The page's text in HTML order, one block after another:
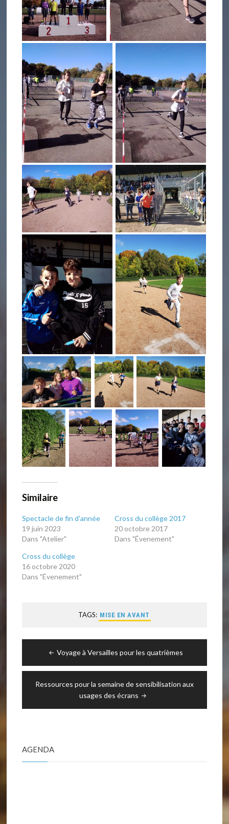
Similaire
Spectacle de fin d’année
19 juin 2023
Dans "Atelier"
Cross du collège 2017
20 octobre 2017
Dans "Évenement"
Cross du collège
16 octobre 2020
Dans "Évenement"
TAGS: MISE EN AVANT
l’article
Voyage à Versailles pour les quatrièmes
Ressources pour la semaine de sensibilisation aux
usages des écrans
AGENDA